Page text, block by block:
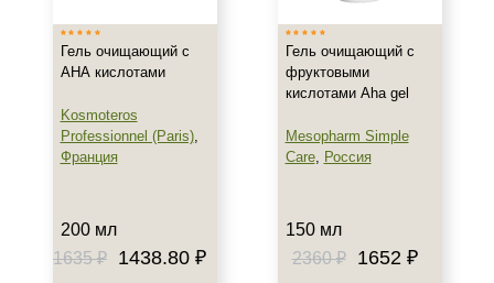
После 20
Восстановление
Показать еще
Гель очищающий с
АНА кислотами
Kosmoteros
Professionnel (Paris),
Франция
200 мл
1635 ₽
1438.80 ₽
Гель очищающий с
фруктовыми
кислотами Aha gel
Mesopharm Simple
Care, Россия
150 мл
2360 ₽
1652 ₽